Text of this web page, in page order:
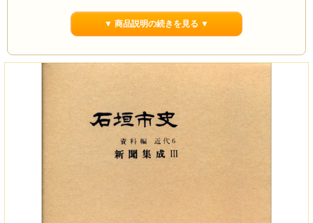
▼ 商品説明の続きを見る ▼